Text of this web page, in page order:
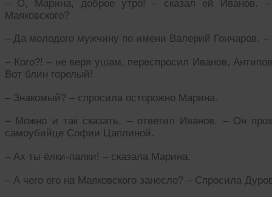
– О, Марина, доброе утро! – сказал ей Иванов.
Маяковского?
– Да молодого мужчину по имени Валерий Гончаров, –
– Кого?! – не веря ушам, переспросил Иванов,
Вот блин горелый!
– Знакомый? – спросила осторожно Марина.
– Можно и так сказать, – ответил Иванов. – Он
самоубийце Софии Цаплиной.
– Ах ты ёлки-палки! – сказала Марина.
– А чего его на Маяковского занесло? – Спросила